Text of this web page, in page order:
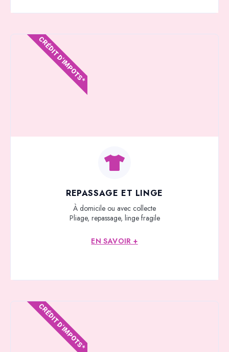
REPASSAGE ET LINGE
À domicile ou avec collecte
Pliage, repassage, linge fragile
EN SAVOIR +
CRÉDIT D'IMPOTS*
CRÉDIT D'IMPOTS*